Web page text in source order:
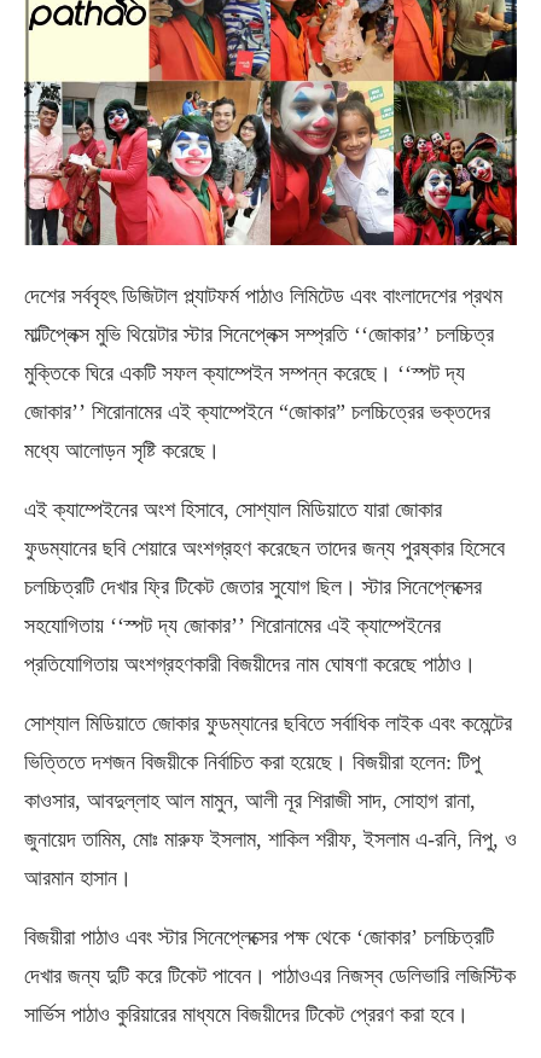
দেশের সর্ববৃহৎ ডিজিটাল প্ল্যাটফর্ম পাঠাও লিমিটেড এবং বাংলাদেশের প্রথম
মাল্টিপ্লেক্স মুভি থিয়েটার স্টার সিনেপ্লেক্স সম্প্রতি ‘‘জোকার’’ চলচ্চিত্র
মুক্তিকে ঘিরে একটি সফল ক্যাম্পেইন সম্পন্ন করেছে। ‘‘স্পট দ্য
জোকার’’ শিরোনামের এই ক্যাম্পেইনে “জোকার” চলচ্চিত্রের ভক্তদের
মধ্যে আলোড়ন সৃষ্টি করেছে।
এই ক্যাম্পেইনের অংশ হিসাবে, সোশ্যাল মিডিয়াতে যারা জোকার
ফুডম্যানের ছবি শেয়ারে অংশগ্রহণ করেছেন তাদের জন্য পুরষ্কার হিসেবে
চলচ্চিত্রটি দেখার ফ্রি টিকেট জেতার সুযোগ ছিল। স্টার সিনেপ্লেক্সের
সহযোগিতায় ‘‘স্পট দ্য জোকার’’ শিরোনামের এই ক্যাম্পেইনের
প্রতিযোগিতায় অংশগ্রহণকারী বিজয়ীদের নাম ঘোষণা করেছে পাঠাও।
সোশ্যাল মিডিয়াতে জোকার ফুডম্যানের ছবিতে সর্বাধিক লাইক এবং কমেন্টের
ভিত্তিতে দশজন বিজয়ীকে নির্বাচিত করা হয়েছে। বিজয়ীরা হলেন: টিপু
কাওসার, আবদুল্লাহ আল মামুন, আলী নূর শিরাজী সাদ, সোহাগ রানা,
জুনায়েদ তামিম, মোঃ মারুফ ইসলাম, শাকিল শরীফ, ইসলাম এ-রনি, নিপু, ও
আরমান হাসান।
বিজয়ীরা পাঠাও এবং স্টার সিনেপ্লেক্সের পক্ষ থেকে ‘জোকার’ চলচ্চিত্রটি
দেখার জন্য দুটি করে টিকেট পাবেন। পাঠাওএর নিজস্ব ডেলিভারি লজিস্টিক
সার্ভিস পাঠাও কুরিয়ারের মাধ্যমে বিজয়ীদের টিকেট প্রেরণ করা হবে।